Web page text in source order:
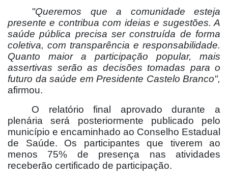
"Queremos que a comunidade esteja
presente e contribua com ideias e sugestões. A
saúde pública precisa ser construída de forma
coletiva, com transparência e responsabilidade.
Quanto maior a participação popular, mais
assertivas serão as decisões tomadas para o
futuro da saúde em Presidente Castelo Branco",
afirmou.
O relatório final aprovado durante a
plenária será posteriormente publicado pelo
município e encaminhado ao Conselho Estadual
de Saúde. Os participantes que tiverem ao
menos 75% de presença nas atividades
receberão certificado de participação.